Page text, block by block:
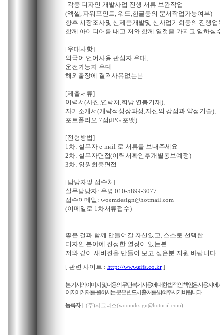
-각종 디자인 개발사업 진행 서류 보완작업
(엑셀, 파워포인트, 워드,한글등의 문서작업가능여부)
향후 시장조사및 신제품개발및 신사업기회등의 진행업
함께 아이디어를 내고 저와 함께 열정을 가지고 일하실
[우대사항]
외국어 언어사용 관심자 우대,
운전가능자 우대
해외출장에 결격사유없는분
[제출서류]
이력서(사진,연락처,희망 연봉기재),
자기소개서(개략적성장과정,자신의 강점과 약점기술),
포트폴리오 7점(JPG 포맷)
[전형방법]
1차: 실무자 e-mail 로 서류를 보내주세요
2차: 실무자면접(이력서확인후개별통보예정)
3차: 임원최종면접
[담당자및 접수처]
실무담당자: 우명 010-5899-3077
접수이메일: woomdesign@hotmail.com
(이메일로 1차서류접수)
좋은 결과 함께 만들어갈 자신있고, 스스로 선택한
디자인 분야에 진정한 열정이 있는분
저와 같이 새비젼을 만들어 보고 싶은분 지원 바랍니다.
[ 관련 사이트 : http://www.sifs.co.kr]
본 기사의 이미지 및 내용의 무단복제 사용에 대한 법적인 책임은 사용자에
이지에 게재를 원하시는 분은 반드시 출처를 밝혀주시기 바랍니다.
(주)시그너스(woomdesign@hotmail.com)